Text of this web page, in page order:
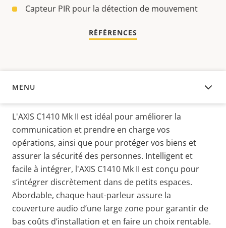
Capteur PIR pour la détection de mouvement
RÉFÉRENCES
MENU
APERÇU
L'AXIS C1410 Mk II est idéal pour améliorer la
communication et prendre en charge vos
opérations, ainsi que pour protéger vos biens et
assurer la sécurité des personnes. Intelligent et
facile à intégrer, l'AXIS C1410 Mk II est conçu pour
s’intégrer discrètement dans de petits espaces.
Abordable, chaque haut-parleur assure la
couverture audio d’une large zone pour garantir de
bas coûts d’installation et en faire un choix rentable.